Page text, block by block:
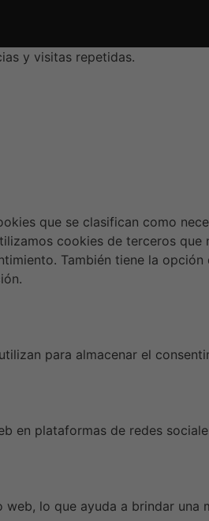
y visitas repetidas.
que se clasifican como
cookies de terceros que
También tiene la
para almacenar el
en plataformas de redes
lo que ayuda a brindar una